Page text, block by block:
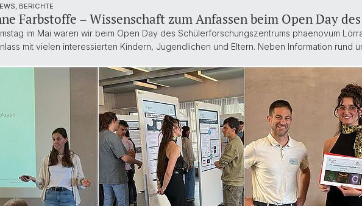
BERICHTE
Farbstoffe – Wissenschaft zum Anfassen beim Open Day
im Mai waren wir beim Open Day des Schülerforschungszentrums phaenovum
mit vielen interessierten Kindern, Jugendlichen und Eltern. Neben Information rund